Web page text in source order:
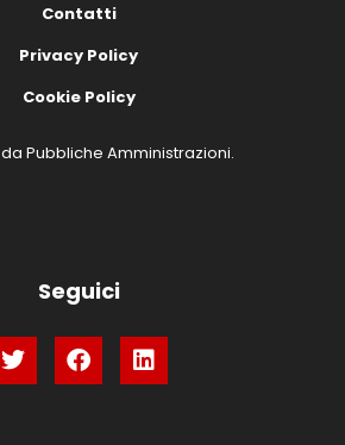
Contatti
Privacy Policy
Cookie Policy
da Pubbliche Amministrazioni.
Seguici